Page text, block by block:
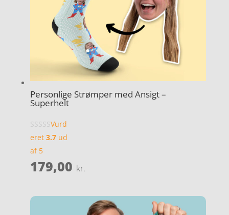
Personlige Strømper med Ansigt –
Superhelt
Vurd
eret 3.7ud
af 5
179,00 kr.